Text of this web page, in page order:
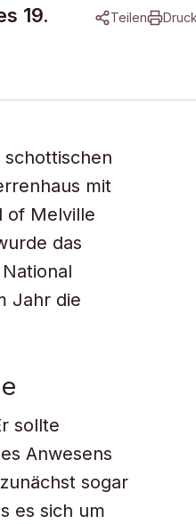
19.
Teilen
schottischen
mit
of Melville
das
Jahr die
sollte
Anwesens
sogar
es sich um